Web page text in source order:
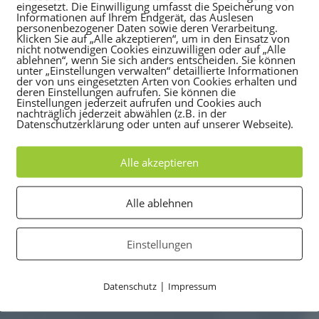
Zum Mindmap-
Er passt auf jeden Schreibtisch
weiter. Es regt dich zum
sind die Themen, die wir für 2026
auch Anregung für dich, eigene
Für Birkenbihler ein Muss!
Spare jetzt 20 %.
Dieser Rabatt gilt bis zum
eingesetzt. Die Einwilligung umfasst die Speicherung von
Informationen auf Ihrem Endgerät, das Auslesen
personenbezogener Daten sowie deren Verarbeitung.
Klicken Sie auf „Alle akzeptieren“, um in den Einsatz von
nicht notwendigen Cookies einzuwilligen oder auf „Alle
ablehnen“, wenn Sie sich anders entscheiden. Sie können
unter „Einstellungen verwalten“ detaillierte Informationen
der von uns eingesetzten Arten von Cookies erhalten und
deren Einstellungen aufrufen. Sie können die
Einstellungen jederzeit aufrufen und Cookies auch
nachträglich jederzeit abwählen (z.B. in der
Datenschutzerklärung oder unten auf unserer Webseite).
Alle akzeptieren
Alle ablehnen
Einstellungen
Datenschutz| Impressum